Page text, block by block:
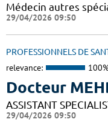
Médecin autres
29/04/2026 09:50
PROFESSIONNELS DE
relevance:
Docteur
ASSISTANT
29/04/2026 09:50